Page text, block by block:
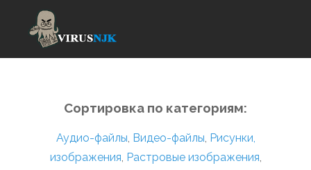
Сортировка по категориям:
Аудио-файлы, Видео-файлы, Рисунки,
изображения, Растровые изображения,